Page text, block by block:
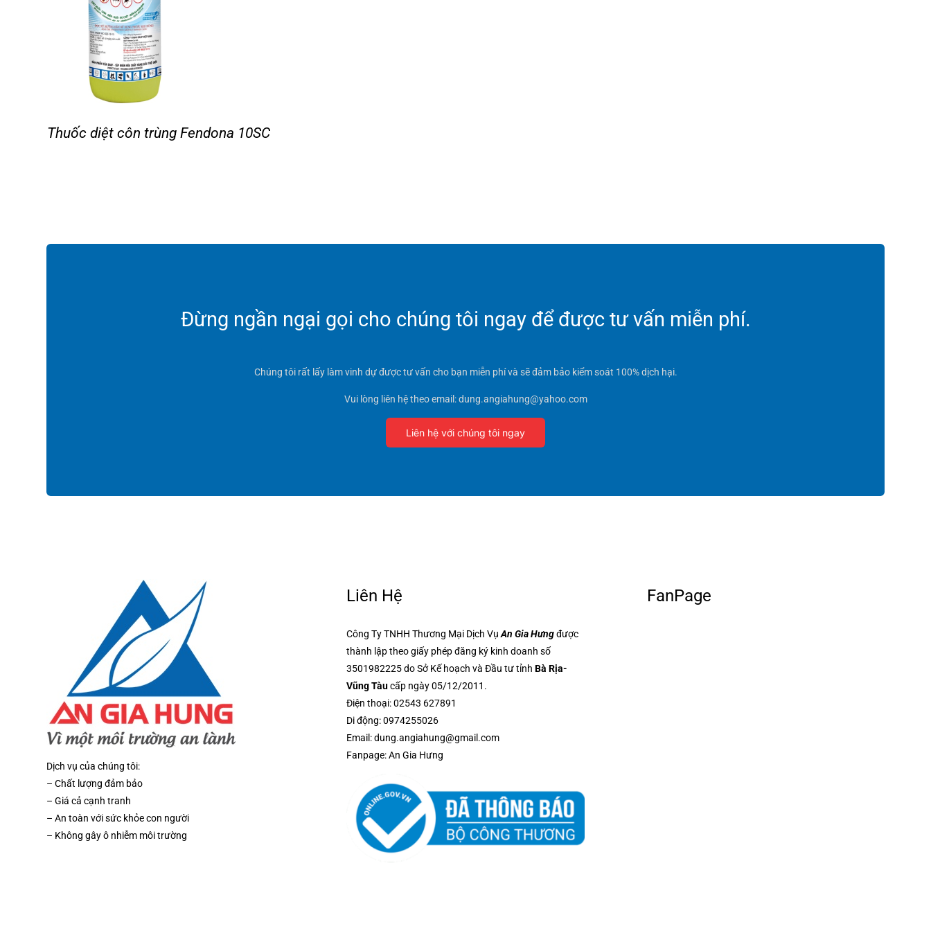
Thuốc diệt côn trùng Fendona 10SC
Đừng ngần ngại gọi cho chúng tôi ngay để được tư vấn miễn phí.
Chúng tôi rất lấy làm vinh dự được tư vấn cho bạn miễn phí và sẽ đảm bảo kiểm soát 100% dịch hại.
Vui lòng liên hệ theo email: dung.angiahung@yahoo.com
Liên hệ với chúng tôi ngay
Dịch vụ của chúng tôi:
– Chất lượng đảm bảo
– Giá cả cạnh tranh
– An toàn với sức khỏe con người
– Không gây ô nhiễm môi trường
Liên Hệ
Công Ty TNHH Thương Mại Dịch Vụ An Gia Hưngđược
thành lập theo giấy phép đăng ký kinh doanh số
3501982225 do Sở Kế hoạch và Đầu tư tỉnhBà Rịa-
Vũng Tàucấp ngày 05/12/2011.
Điện thoại:02543 627891
Di động:0974255026
Email:dung.angiahung@gmail.com
Fanpage:An Gia Hưng
FanPage